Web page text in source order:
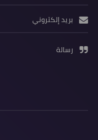
بريد إلكتروني
رسالة